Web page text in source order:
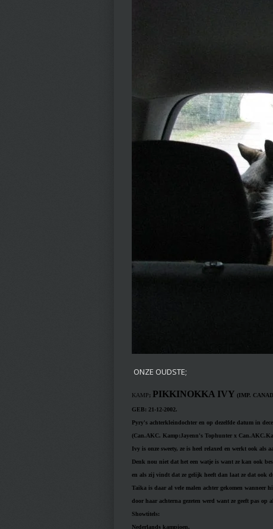
ONZE OUDSTE;
KAMP; PIKKINOKKA IVY (IMP.
GEB: 21-12-2002.
Pyry's achterkleindochter en op dezelfde datum in
(Can.AKC. Kamp:Jayenn's Tophunter x
Ivy is onze sweety, ze is heel relaxed en werkt ook als
Denk nou niet dat het een watje is want ze kan ook
en als zij vindt dat ze gelijk heeft dan laat ze dat ook
Taika is daar al vele malen achter gekomen wanneer
door haar achterna gezeten werd want ze geeft pas op
Showtitels:
Nederlands kampioen,